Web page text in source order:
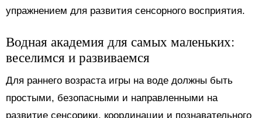
упражнением для развития сенсорного восприятия.
Водная академия для самых маленьких:
веселимся и развиваемся
Для раннего возраста игры на воде должны быть
простыми, безопасными и направленными на
развитие сенсорики, координации и познавательного